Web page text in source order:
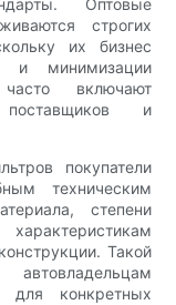
Оптовые
строгих
их бизнес
и минимизации
включают
и
покупатели
техническим
степени
Такой
для конкретных